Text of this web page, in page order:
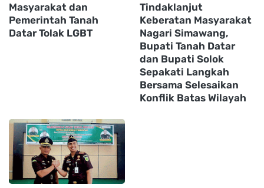
Masyarakat dan
Pemerintah Tanah
Datar Tolak LGBT
Tindaklanjut
Keberatan Masyarakat
Nagari Simawang,
Bupati Tanah Datar
dan Bupati Solok
Sepakati Langkah
Bersama Selesaikan
Konflik Batas Wilayah